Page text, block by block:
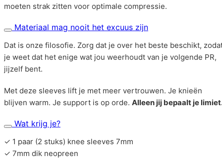
moeten strak zitten voor optimale compressie.
Materiaal mag nooit het excuus zijn
Dat is onze filosofie. Zorg dat je over het beste beschikt,
je weet dat het enige wat jou weerhoudt van je volgende PR,
jijzelf bent.
Met deze sleeves lift je met meer vertrouwen. Je knieën
blijven warm. Je support is op orde. Alleen jij bepaalt je
Wat krijg je?
✓ 1 paar (2 stuks) knee sleeves 7mm
✓ 7mm dik neopreen